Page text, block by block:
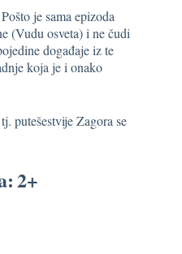
je sama epizoda
(Vudu osveta) i ne čudi
događaje iz te
koja je i onako
putešestvije Zagora se
2+